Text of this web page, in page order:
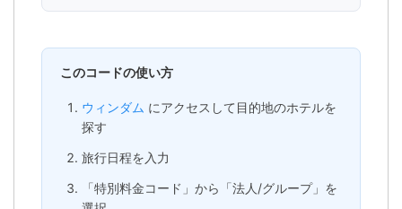
このコードの使い方
ウィンダム にアクセスして目的地のホテルを
探す
旅行日程を入力
「特別料金コード」から「法人/グループ」を